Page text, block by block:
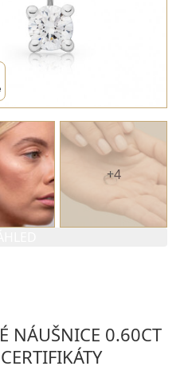
+4
NÁUŠNICE 0.60CT